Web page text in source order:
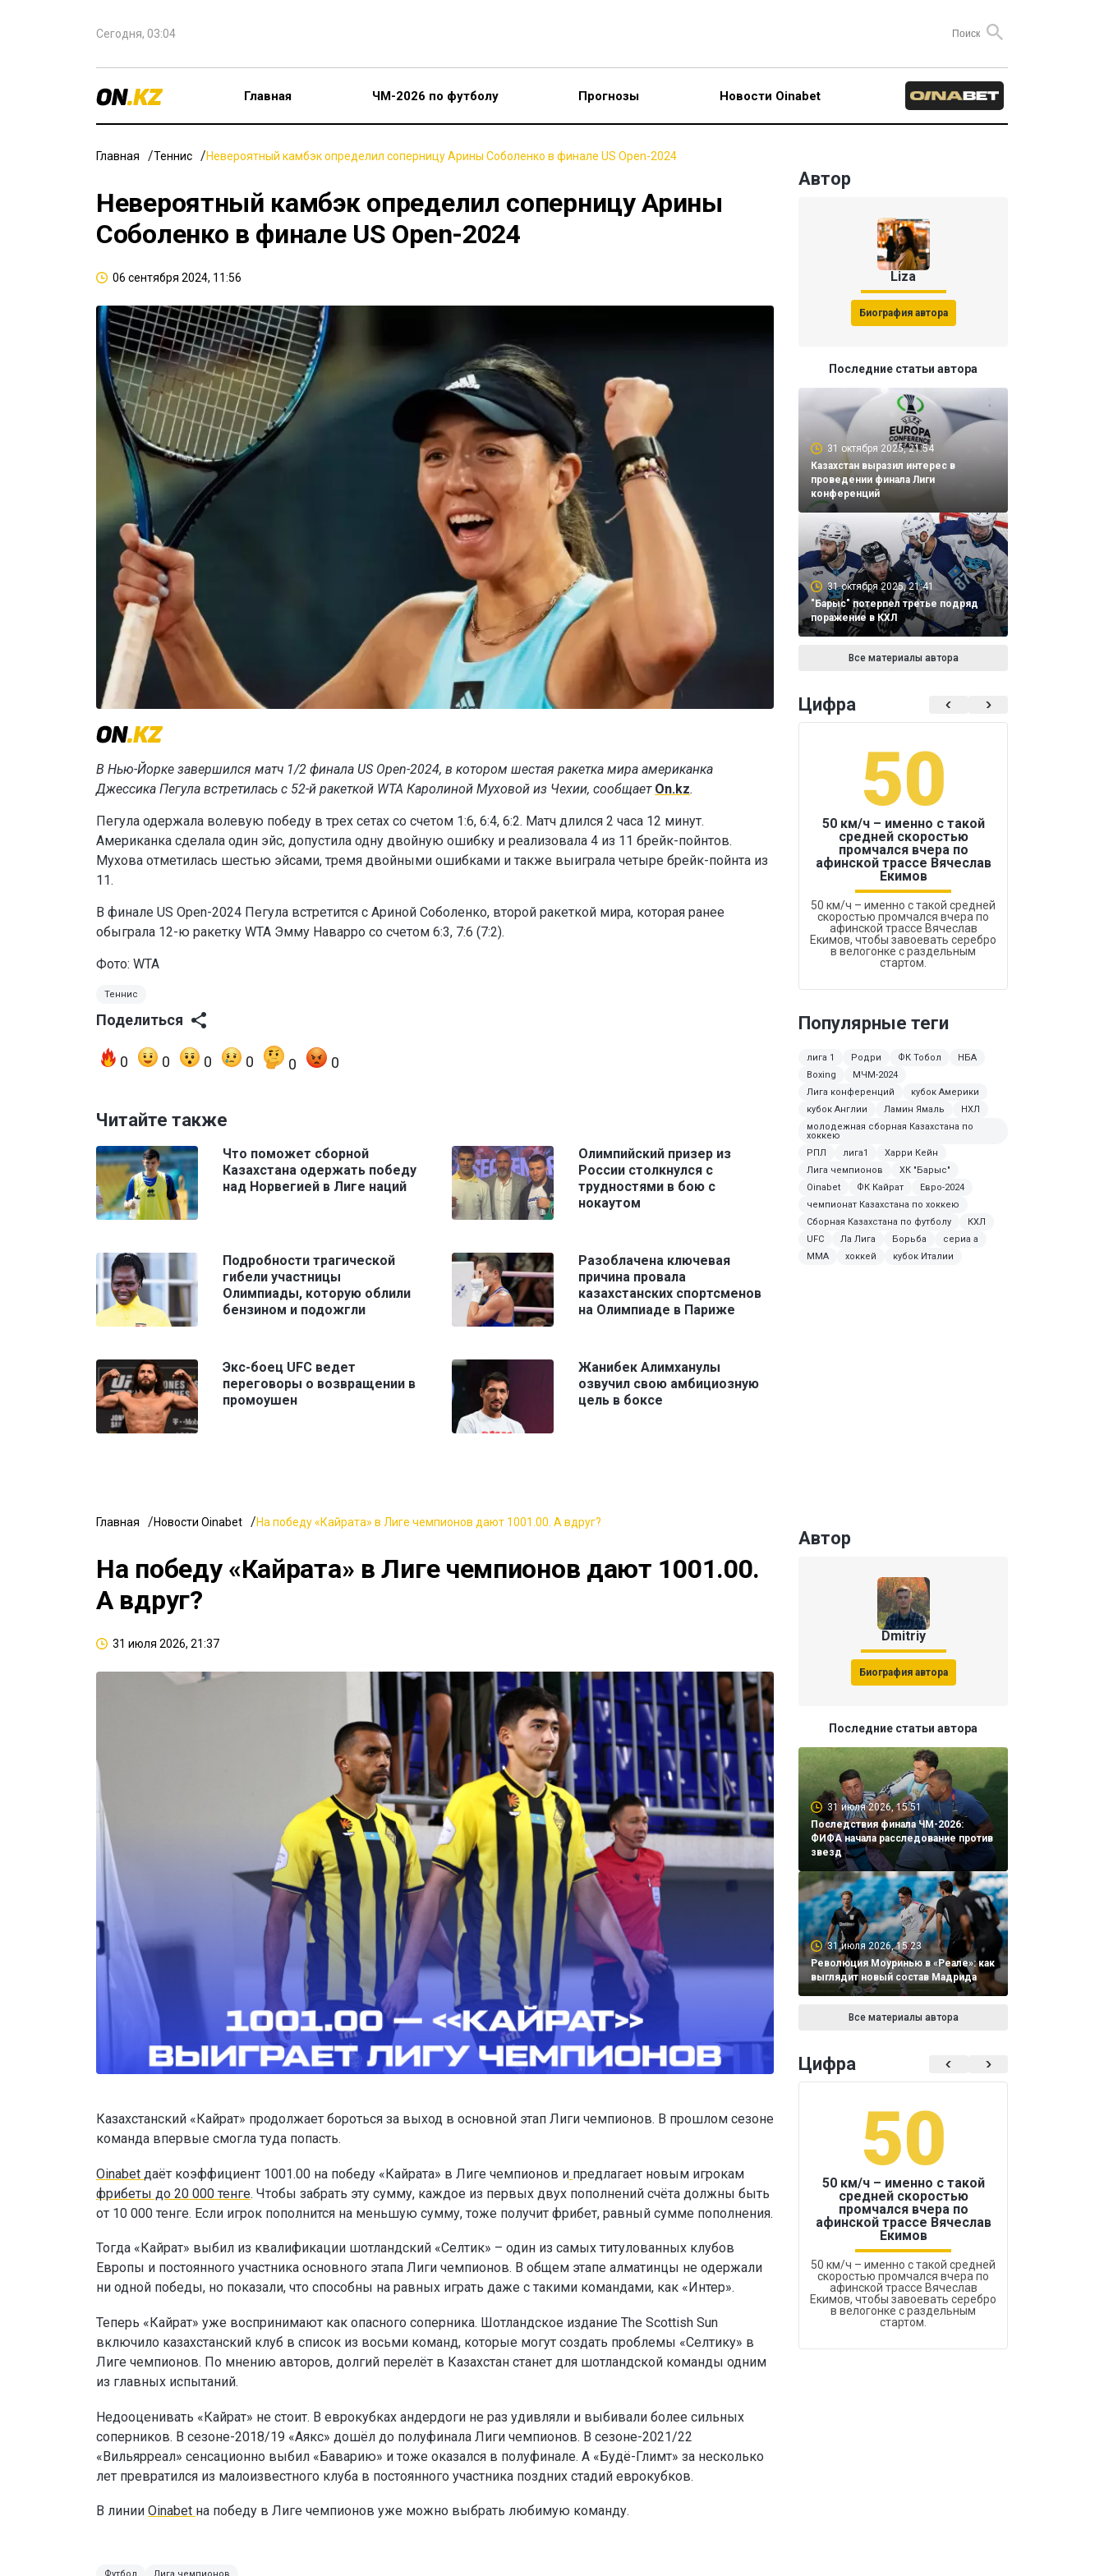
Сегодня, 03:04
Главная ЧМ-2026 по футболу Прогнозы Новости Oinabet
Главная Теннис Невероятный камбэк определил соперницу Арины Соболенко в финале US Open-2024
Невероятный камбэк определил соперницу Арины
Соболенко в финале US Open-2024
06 сентября 2024, 11:56
В Нью-Йорке завершился матч 1/2 финала US Open-2024, в котором шестая ракетка мира американка
Джессика Пегула встретилась с 52-й ракеткой WTA Каролиной Муховой из Чехии, сообщает On.kz.
Пегула одержала волевую победу в трех сетах со счетом 1:6, 6:4, 6:2. Матч длился 2 часа 12 минут.
Американка сделала один эйс, допустила одну двойную ошибку и реализовала 4 из 11 брейк-пойнтов.
Мухова отметилась шестью эйсами, тремя двойными ошибками и также выиграла четыре брейк-пойнта из
11.
В финале US Open-2024 Пегула встретится с Ариной Соболенко, второй ракеткой мира, которая ранее
обыграла 12-ю ракетку WTA Эмму Наварро со счетом 6:3, 7:6 (7:2).
Фото: WTA
Теннис
Поделиться
0 0 0 0 0 0
Читайте также
Что поможет сборной
Казахстана одержать победу
над Норвегией в Лиге наций
Олимпийский призер из
России столкнулся с
трудностями в бою с
нокаутом
Подробности трагической
гибели участницы
Олимпиады, которую облили
бензином и подожгли
Разоблачена ключевая
причина провала
казахстанских спортсменов
на Олимпиаде в Париже
Экс-боец UFC ведет
переговоры о возвращении в
промоушен
Жанибек Алимханулы
озвучил свою амбициозную
цель в боксе
Автор
Liza
Биография автора
Последние статьи автора
31 октября 2025, 21:54
Казахстан выразил интерес в
проведении финала Лиги
конференций
31 октября 2025, 21:41
"Барыс" потерпел третье подряд
поражение в КХЛ
Все материалы автора
Цифра
50
50 км/ч – именно с такой
средней скоростью
промчался вчера по
афинской трассе Вячеслав
Екимов
50 км/ч – именно с такой средней
скоростью промчался вчера по
афинской трассе Вячеслав
Екимов, чтобы завоевать серебро
в велогонке с раздельным
стартом.
Популярные теги
лига 1 Родри ФК Тобол
НБА
Boxing
МЧМ-2024
Лига конференций
кубок Америки
кубок Англии
Ламин Ямаль
НХЛ
молодежная сборная Казахстана по
хоккею
РПЛ
лига1
Харри Кейн
Лига чемпионов
ХК "Барыс"
Oinabet
ФК Кайрат
Евро-2024
чемпионат Казахстана по хоккею
Сборная Казахстана по футболу
КХЛ
UFC
Ла Лига Борьба
сериа а
ММА
хоккей кубок Италии
Главная Новости Oinabet На победу «Кайрата» в Лиге чемпионов дают 1001.00. А вдруг?
На победу «Кайрата» в Лиге чемпионов дают 1001.00.
А вдруг?
31 июля 2026, 21:37
Казахстанский «Кайрат» продолжает бороться за выход в основной этап Лиги чемпионов. В прошлом сезоне
команда впервые смогла туда попасть.
Oinabet даёт коэффициент 1001.00 на победу «Кайрата» в Лиге чемпионов и предлагает новым игрокам
фрибеты до 20 000 тенге. Чтобы забрать эту сумму, каждое из первых двух пополнений счёта должны быть
от 10 000 тенге. Если игрок пополнится на меньшую сумму, тоже получит фрибет, равный сумме пополнения.
Тогда «Кайрат» выбил из квалификации шотландский «Селтик» – один из самых титулованных клубов
Европы и постоянного участника основного этапа Лиги чемпионов. В общем этапе алматинцы не одержали
ни одной победы, но показали, что способны на равных играть даже с такими командами, как «Интер».
Теперь «Кайрат» уже воспринимают как опасного соперника. Шотландское издание The Scottish Sun
включило казахстанский клуб в список из восьми команд, которые могут создать проблемы «Селтику» в
Лиге чемпионов. По мнению авторов, долгий перелёт в Казахстан станет для шотландской команды одним
из главных испытаний.
Недооценивать «Кайрат» не стоит. В еврокубках андердоги не раз удивляли и выбивали более сильных
соперников. В сезоне-2018/19 «Аякс» дошёл до полуфинала Лиги чемпионов. В сезоне-2021/22
«Вильярреал» сенсационно выбил «Баварию» и тоже оказался в полуфинале. А «Будё-Глимт» за несколько
лет превратился из малоизвестного клуба в постоянного участника поздних стадий еврокубков.
В линии Oinabet на победу в Лиге чемпионов уже можно выбрать любимую команду.
Автор
Dmitriy
Биография автора
Последние статьи автора
31 июля 2026, 15:51
Последствия финала ЧМ-2026:
ФИФА начала расследование против
звезд
31 июля 2026, 15:23
Революция Моуринью в «Реале»: как
выглядит новый состав Мадрида
Все материалы автора
Цифра
50
50 км/ч – именно с такой
средней скоростью
промчался вчера по
афинской трассе Вячеслав
Екимов
50 км/ч – именно с такой средней
скоростью промчался вчера по
афинской трассе Вячеслав
Екимов, чтобы завоевать серебро
в велогонке с раздельным
стартом.